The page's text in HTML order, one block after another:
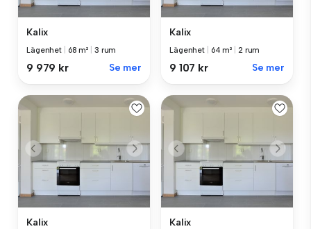
Kalix
Lägenhet 68 m² 3 rum
9 979 kr Se mer
Kalix
Lägenhet 64 m² 2 rum
9 107 kr Se mer
Kalix Kalix